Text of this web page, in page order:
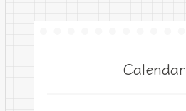
Calendar